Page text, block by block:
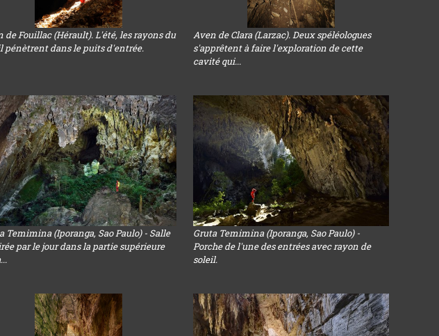
de Fouillac (Hérault). L'été, les rayons du
pénètrent dans le puits d'entrée.
Aven de Clara (Larzac). Deux spéléologues
s'apprêtent à faire l'exploration de cette
cavité qui...
Temimina (Iporanga, Sao Paulo) - Salle
par le jour dans la partie supérieure
Gruta Temimina (Iporanga, Sao Paulo) -
Porche de l'une des entrées avec rayon de
soleil.